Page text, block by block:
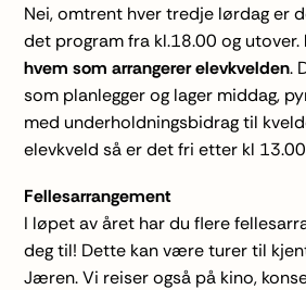
Nei, omtrent hver tredje lørdag er
det program fra kl.18.00 og utover.
hvem som arrangerer elevkvelden.
som planlegger og lager middag,
med underholdningsbidrag til
elevkveld så er det fri etter kl
Fellesarrangement
I løpet av året har du flere
deg til! Dette kan være turer til
Jæren. Vi reiser også på kino,